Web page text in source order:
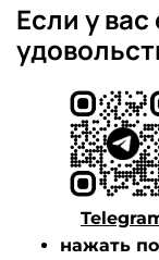
Если у
нажать